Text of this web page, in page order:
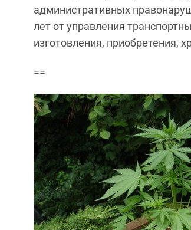
административных
лет от управления
изготовления, приобретения,
==